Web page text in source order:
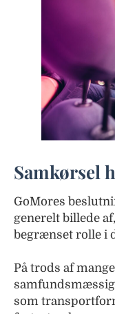
Samkørsel
GoMores
generelt billede
begrænset rolle i
På trods af
som